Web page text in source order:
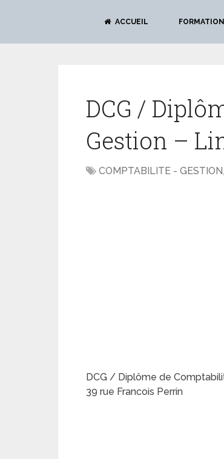
ACCUEIL
DCG /
Gestion –
COMPTABILITE - GESTION,
DCG / Diplôme de
39 rue Francois Perrin